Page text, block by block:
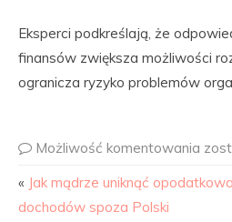
Eksperci podkreślają, że
finansów zwiększa możliwości
ogranicza ryzyko problemów
Możliwość komentowania
« Jak mądrze uniknąć
dochodów spoza Polski